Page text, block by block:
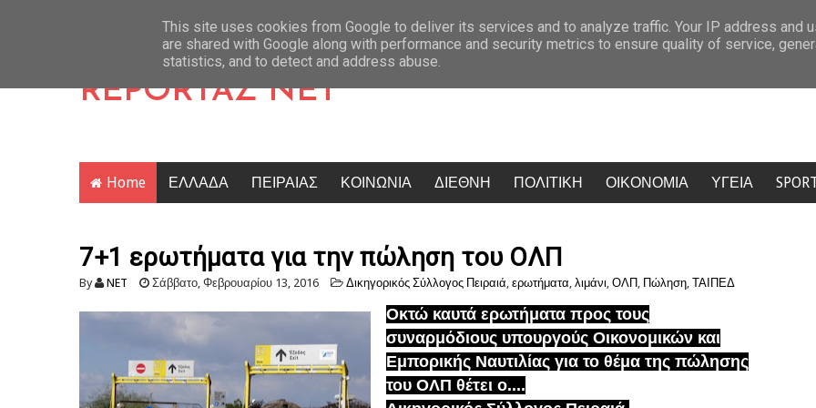
Latest News
0-1: «Πλήρωσε» την αδράνεια και θα πάει στο Βέλγιο να κυνηγήσει την πρόκριση Κρίση στο κόμμα Καρυστιανού: Δύο ακόμη στελέχη
REPORTAZ NET
Home ΕΛΛΑΔΑ ΠΕΙΡΑΙΑΣ ΚΟΙΝΩΝΙΑ ΔΙΕΘΝΗ ΠΟΛΙΤΙΚΗ ΟΙΚΟΝΟΜΙΑ ΥΓΕΙΑ
7+1 ερωτήματα για την πώληση του ΟΛΠ
By NET Σάββατο, Φεβρουαρίου 13, 2016 Δικηγορικός Σύλλογος Πειραιά, ερωτήματα, λιμάνι, ΟΛΠ, Πώληση, ΤΑΙΠΕΔ
Οκτώ καυτά ερωτήματα προς τους
συναρμόδιους υπουργούς Οικονομικών και
Εμπορικής Ναυτιλίας για το θέμα της πώλησης
του ΟΛΠ θέτει ο....
This site uses cookies from Google to deliver its services and to analyze traffic. Your IP address and
are shared with Google along with performance and security metrics to ensure quality of service,
statistics, and to detect and address abuse.